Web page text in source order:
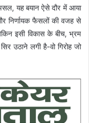
यह बयान ऐसे दौर में आया
निर्णायक फैसलों की वजह से
इसी विकास के बीच, भ्रम
उठाने लगी है-वो गिरोह जो